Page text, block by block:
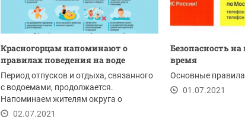
Красногорцам напоминают о
правилах поведения на воде
Период отпусков и отдыха, связанного
с водоемами, продолжается.
Напоминаем жителям округа о
правилах безопасности на...
02.07.2021
Безопасность на
время
Основные
01.07.2021